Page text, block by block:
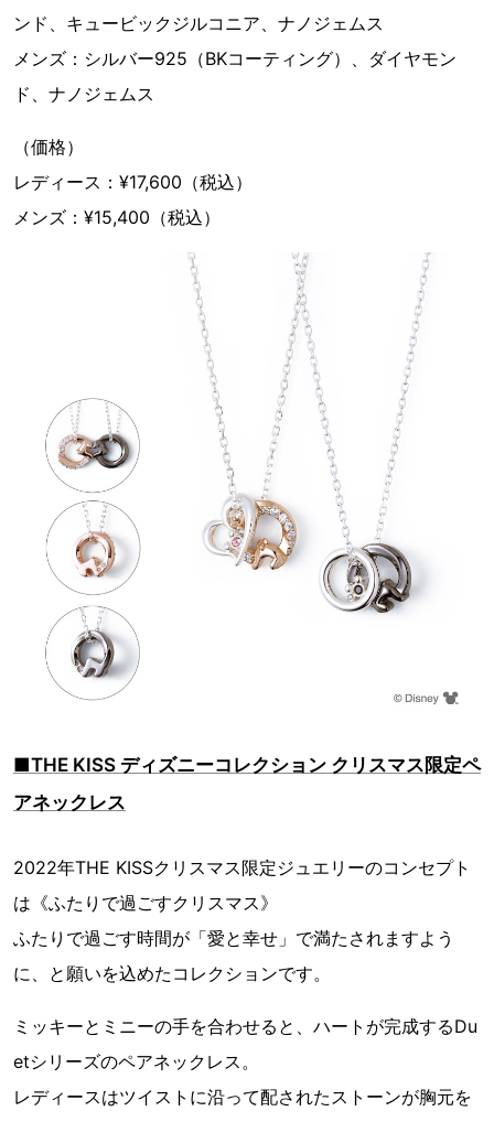
ンド、キュービックジルコニア、ナノジェムス
メンズ：シルバー925（BKコーティング）、ダイヤモン
ド、ナノジェムス
（価格）
レディース：¥17,600（税込）
メンズ：¥15,400（税込）
■THE KISS ディズニーコレクション クリスマス限定ペ
アネックレス
2022年THE KISSクリスマス限定ジュエリーのコンセプト
は《ふたりで過ごすクリスマス》
ふたりで過ごす時間が「愛と幸せ」で満たされますよう
に、と願いを込めたコレクションです。
ミッキーとミニーの手を合わせると、ハートが完成するDu
etシリーズのペアネックレス。
レディースはツイストに沿って配されたストーンが胸元を